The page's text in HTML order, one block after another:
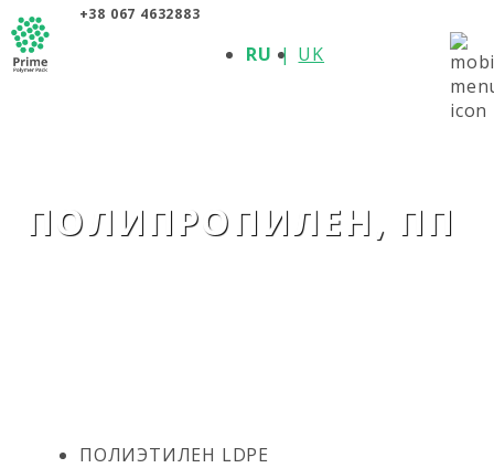
+38 067 4632883
RU UK
ПОЛИПРОПИЛЕН, ПП
ПОЛИЭТИЛЕН LDPE
О КОМПАНИИ
ПРОДУКЦИЯ